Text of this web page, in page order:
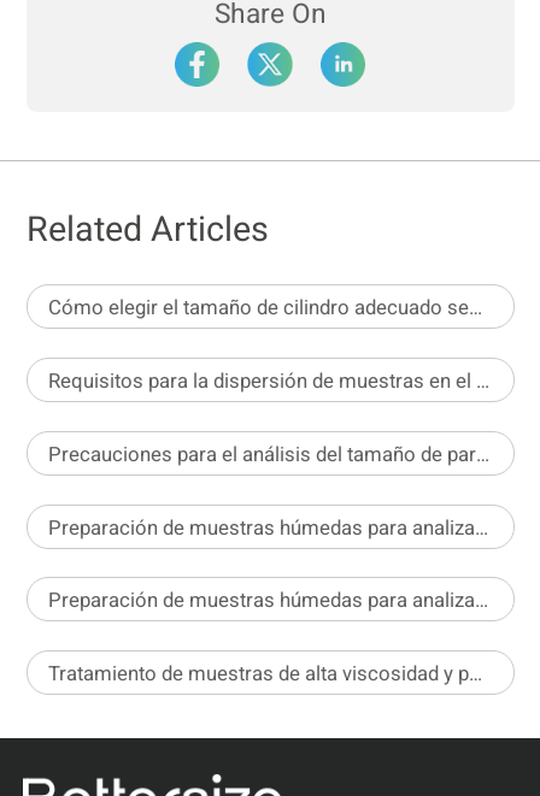
Share On
Related Articles
Cómo elegir el tamaño de cilindro adecuado según el tipo de polvo para una medición precisa de la densidad
Requisitos para la dispersión de muestras en el análisis de imagen estático
Precauciones para el análisis del tamaño de partículas en diferentes formulaciones de pesticidas
Preparación de muestras húmedas para analizadores de tamaño de partículas por difracción láser – Parte 2
Preparación de muestras húmedas para analizadores de tamaño de partículas por difracción láser – Parte 1
Tratamiento de muestras de alta viscosidad y pequeño volumen antes del análisis de estabilidad